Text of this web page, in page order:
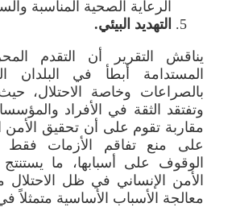
الرعاية الصحية المناسبة
التهديد البيئي.
يناقش التقرير أن التقدم
المستدامة أبطأ في البلدان
بالصراعات وخاصة الاحتلال،
وتفتقد الثقة في الأفراد
مقاربة تقوم على أن تحقيق الأمن
على منع تفاقم الأزمات
الوقوف على أسبابها، ما
الأمن الإنساني في ظل
معالجة الأسباب الأساسية متمثلاً في